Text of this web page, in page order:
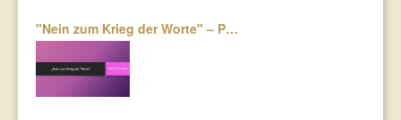
"Nein zum Krieg der Worte" – P…